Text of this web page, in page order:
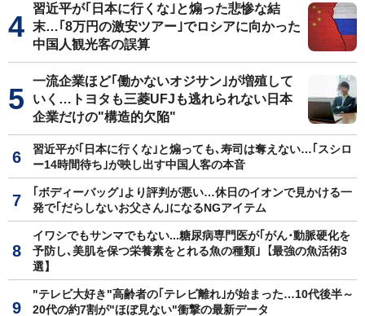
習近平が｢日本に行くな｣と煽った悲惨な結
末…｢8万円の激安ツアー｣でロシアに向かった
中国人観光客の誤算
一流企業ほど｢働かないオジサン｣が増殖して
いく…トヨタも三菱UFJも逃れられない日本
企業だけの"構造的欠陥"
習近平が｢日本に行くな｣と煽っても､寿司は奪えない…｢スシロ
ー14時間待ち｣が映し出す中国人客の本音
｢ボディーバッグ｣より評判が悪い…休日のイオンで見かける一
発で｢だらしないお父さん｣になるNGアイテム
イワシでもサンマでもない...糖尿病専門医が｢がん･動脈硬化を
予防し､美肌を保つ栄養素をとれる魚の種類｣【最強の魚活術3
選】
"テレビ大好き"高齢者の｢テレビ離れ｣が始まった…10代後半～
20代の約7割が"ほぼ見ない"衝撃の最新データ